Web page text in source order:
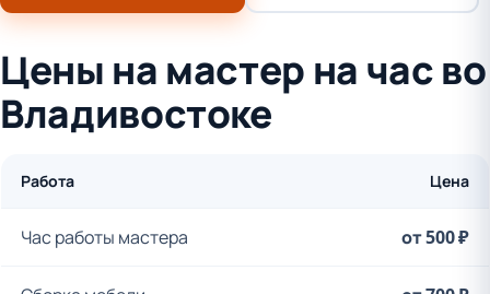
Цены на мастер на час во
Владивостоке
Работа Цена
Час работы мастера от 500 ₽